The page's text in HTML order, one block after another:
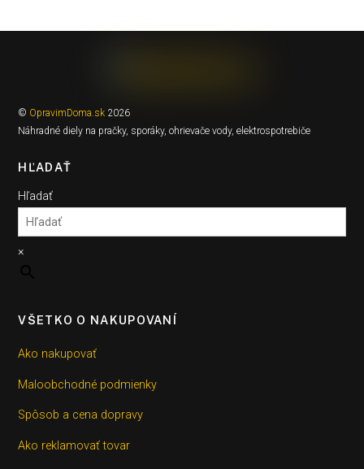
© OpravimDoma.sk 2026
Náhradné diely na pračky, sporáky, ohrievače vody, elektrospotrebiče
HĽADAŤ
Hľadať
×
VŠETKO O NAKUPOVANÍ
Ako nakupovať
Maloobchodné podmienky
Spôsob a cena dopravy
Ako reklamovať tovar